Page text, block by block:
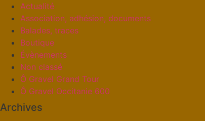
Actualité
Association, adhésion, documents
Balades, traces
Boutique
Évènements
Non classé
Ô Gravel Grand Tour
Ô Gravel Occitanie 600
Archives